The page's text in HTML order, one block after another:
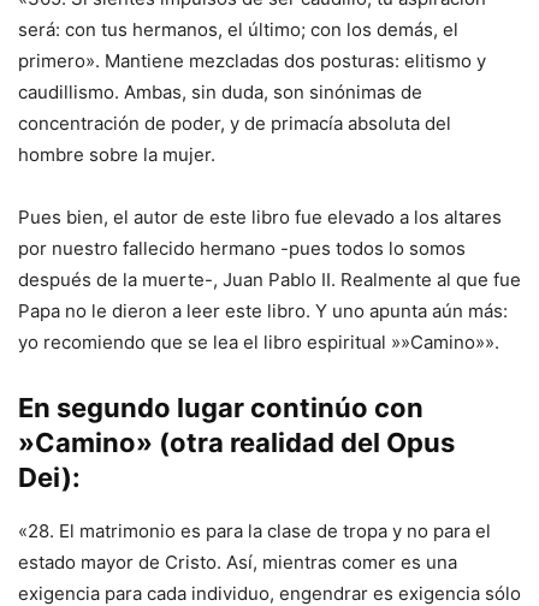
será: con tus hermanos, el último; con los demás, el
primero». Mantiene mezcladas dos posturas: elitismo y
caudillismo. Ambas, sin duda, son sinónimas de
concentración de poder, y de primacía absoluta del
hombre sobre la mujer.
Pues bien, el autor de este libro fue elevado a los altares
por nuestro fallecido hermano -pues todos lo somos
después de la muerte-, Juan Pablo II. Realmente al que fue
Papa no le dieron a leer este libro. Y uno apunta aún más:
yo recomiendo que se lea el libro espiritual »»Camino»».
En segundo lugar continúo con
»Camino» (otra realidad del Opus
Dei):
«28. El matrimonio es para la clase de tropa y no para el
estado mayor de Cristo. Así, mientras comer es una
exigencia para cada individuo, engendrar es exigencia sólo